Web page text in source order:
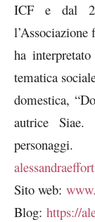
ICF e dal
ha
tematica
domestica,
autrice
personaggi.
Sito web:
Blog: https://